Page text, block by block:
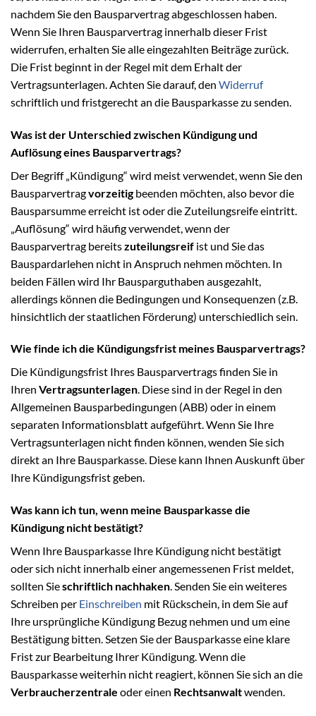
nachdem Sie den Bausparvertrag abgeschlossen haben.
Wenn Sie Ihren Bausparvertrag innerhalb dieser Frist
widerrufen, erhalten Sie alle eingezahlten Beiträge zurück.
Die Frist beginnt in der Regel mit dem Erhalt der
Vertragsunterlagen. Achten Sie darauf, den Widerruf
schriftlich und fristgerecht an die Bausparkasse zu senden.
Was ist der Unterschied zwischen Kündigung und
Auflösung eines Bausparvertrags?
Der Begriff „Kündigung“ wird meist verwendet, wenn Sie den
Bausparvertragvorzeitigbeenden möchten, also bevor die
Bausparsumme erreicht ist oder die Zuteilungsreife eintritt.
„Auflösung“ wird häufig verwendet, wenn der
Bausparvertrag bereitszuteilungsreif ist und Sie das
Bauspardarlehen nicht in Anspruch nehmen möchten. In
beiden Fällen wird Ihr Bausparguthaben ausgezahlt,
allerdings können die Bedingungen und Konsequenzen (z.B.
hinsichtlich der staatlichen Förderung) unterschiedlich sein.
Wie finde ich die Kündigungsfrist meines Bausparvertrags?
Die Kündigungsfrist Ihres Bausparvertrags finden Sie in
Ihren Vertragsunterlagen. Diese sind in der Regel in den
Allgemeinen Bausparbedingungen (ABB) oder in einem
separaten Informationsblatt aufgeführt. Wenn Sie Ihre
Vertragsunterlagen nicht finden können, wenden Sie sich
direkt an Ihre Bausparkasse. Diese kann Ihnen Auskunft über
Ihre Kündigungsfrist geben.
Was kann ich tun, wenn meine Bausparkasse die
Kündigung nicht bestätigt?
Wenn Ihre Bausparkasse Ihre Kündigung nicht bestätigt
oder sich nicht innerhalb einer angemessenen Frist meldet,
sollten Sieschriftlich nachhaken. Senden Sie ein weiteres
Schreiben per Einschreiben mit Rückschein, in dem Sie auf
Ihre ursprüngliche Kündigung Bezug nehmen und um eine
Bestätigung bitten. Setzen Sie der Bausparkasse eine klare
Frist zur Bearbeitung Ihrer Kündigung. Wenn die
Bausparkasse weiterhin nicht reagiert, können Sie sich an die
Verbraucherzentrale oder einen Rechtsanwaltwenden.